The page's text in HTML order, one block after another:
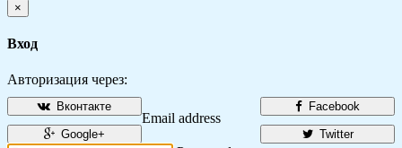
×
Вход
Авторизация через:
Facebook
Вконтакте
Twitter
Google+
Email address